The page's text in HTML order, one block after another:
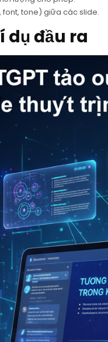
font, tone) giữa các slide.
dụ đầu ra